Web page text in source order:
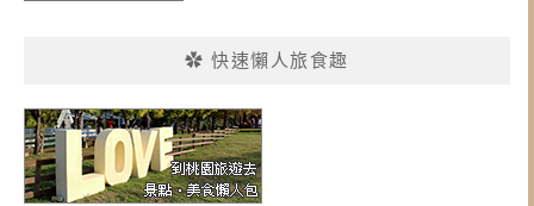
✿ 快速懶人旅食趣